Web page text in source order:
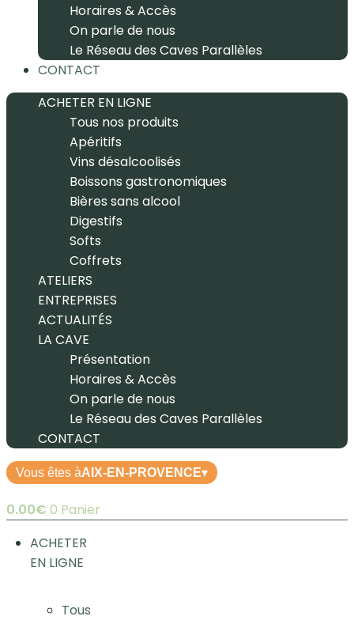
Horaires & Accès
On parle de nous
Le Réseau des Caves Parallèles
CONTACT
ACHETER EN LIGNE
Tous nos produits
Apéritifs
Vins désalcoolisés
Boissons gastronomiques
Bières sans alcool
Digestifs
Softs
Coffrets
ATELIERS
ENTREPRISES
ACTUALITÉS
LA CAVE
Présentation
Horaires & Accès
On parle de nous
Le Réseau des Caves Parallèles
CONTACT
Vous êtes àAIX-EN-PROVENCE▾
0.00€ 0 Panier
ACHETER
EN LIGNE
Tous